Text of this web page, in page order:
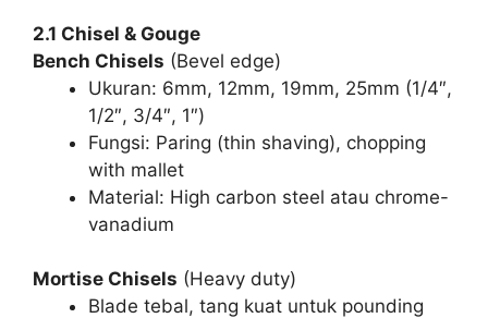
2.1 Chisel & Gouge
Bench Chisels (Bevel edge)
Ukuran: 6mm, 12mm, 19mm, 25mm (1/4″,
1/2″, 3/4″, 1″)
Fungsi: Paring (thin shaving), chopping
with mallet
Material: High carbon steel atau chrome-
vanadium
Mortise Chisels (Heavy duty)
Blade tebal, tang kuat untuk pounding